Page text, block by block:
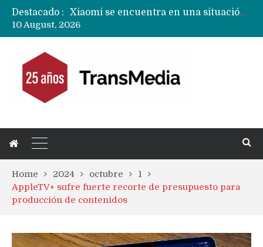
Destacado :
Xiaomi se encuentra en una situación financiera frágil donde el negocio de teléfonos y ganancias «crujen»
Próximo Huawei MateBook Fold llegará con versión compacta y con una pantalla externa
10 August, 2026
Home 2024 octubre
1
AppleTV+ sufre fuerte recorte de presupuesto para
producción de contenidos